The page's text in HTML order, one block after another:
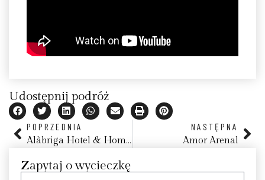
Udostępnij podróż
POPRZEDNIA
Alàbriga Hotel & Home Suites, Costa Brava, Katalonia
NASTĘPNA
Amor Arenal
Zapytaj o wycieczkę